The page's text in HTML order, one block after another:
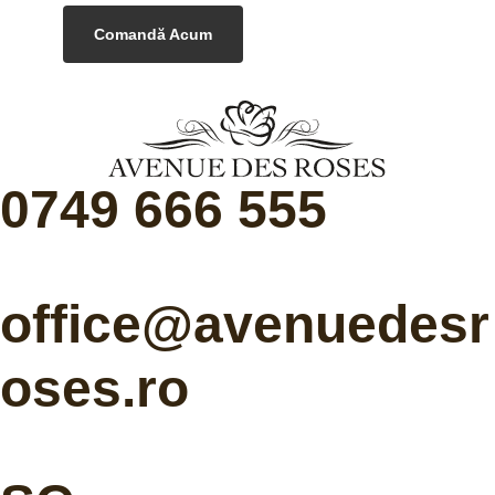
Comandă Acum
0749 666 555
office@avenuedesr
oses.ro